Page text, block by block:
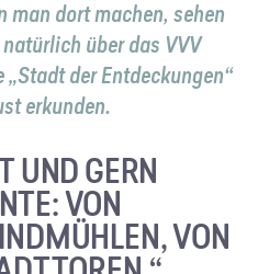
man dort machen, sehen
über das VVV
der Entdeckungen“
erkunden.
UND GERN
VON
VON